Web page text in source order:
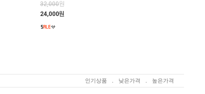
32,000원
24,000원
인기상품 낮은가격 높은가격